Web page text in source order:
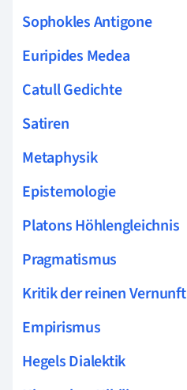
Sophokles Antigone
Euripides Medea
Catull Gedichte
Satiren
Metaphysik
Epistemologie
Platons Höhlengleichnis
Pragmatismus
Kritik der reinen Vernunft
Empirismus
Hegels Dialektik